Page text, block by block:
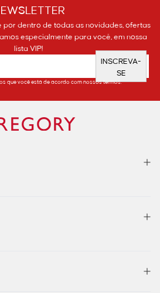
dentro de todas as novidades, ofertas
especialmente para você, em nossa
lista VIP!
INSCREVA-
SE
que você está de acordo com nossos termos.